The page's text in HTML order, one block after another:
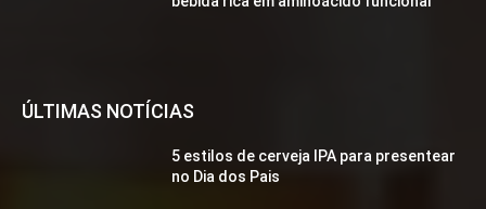
ÚLTIMAS NOTÍCIAS
5 estilos de cerveja IPA para presentear
no Dia dos Pais